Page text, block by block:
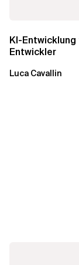
KI-Entwicklung
Entwickler
Luca Cavallin